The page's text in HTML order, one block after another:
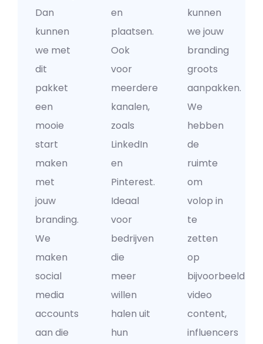
Dan
kunnen
we met
dit
pakket
een
mooie
start
maken
met
jouw
branding.
We
maken
social
media
accounts
aan die
en
plaatsen.
Ook
voor
meerdere
kanalen,
zoals
LinkedIn
en
Pinterest.
Ideaal
voor
bedrijven
die
meer
willen
halen uit
hun
kunnen
we jouw
branding
groots
aanpakken.
We
hebben
de
ruimte
om
volop in
te
zetten
op
bijvoorbeeld
video
content,
influencers